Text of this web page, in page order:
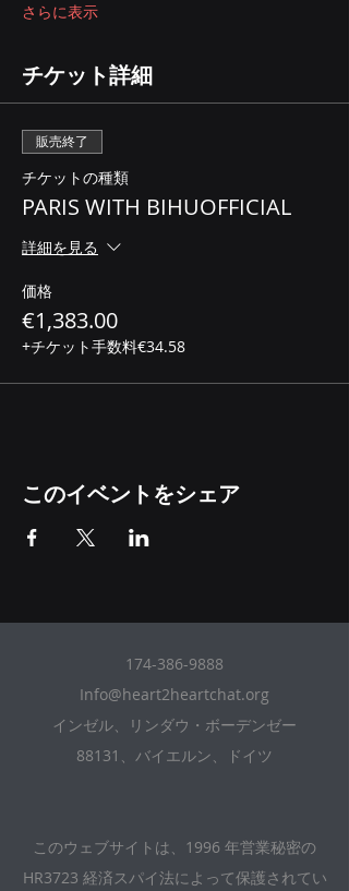
さらに表示
チケット詳細
販売終了
チケットの種類
PARIS WITH BIHUOFFICIAL
詳細を見る
価格
€1,383.00
+チケット手数料€34.58
このイベントをシェア
174-386-9888
Info@heart2heartchat.org
インゼル、リンダウ・ボーデンゼー
88131、バイエルン、ドイツ
このウェブサイトは、1996 年営業秘密の
HR3723 経済スパイ法によって保護されてい